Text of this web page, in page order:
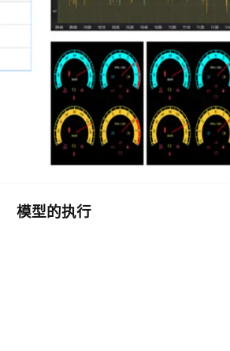
模型的执行